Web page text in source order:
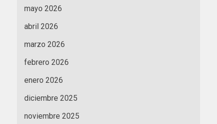
mayo 2026
abril 2026
marzo 2026
febrero 2026
enero 2026
diciembre 2025
noviembre 2025